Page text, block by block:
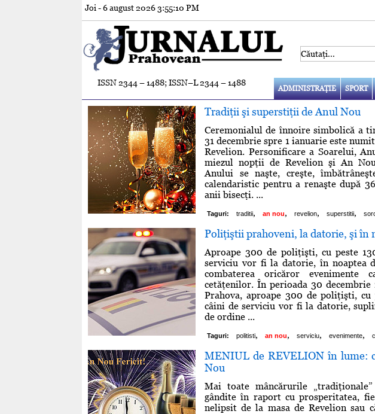
Joi - 6 august 20263:55:10 PM
ISSN 2344 – 1488; ISSN–L 2344 – 1488
ADMINISTRAŢIE SPORT
Tradiţii şi superstiţii de Anul Nou
Ceremonialul de înnoire simbolică a
31 decembrie spre 1 ianuarie este
Revelion. Personificare a Soarelui,
miezul nopţii de Revelion şi An
Anului se naşte, creşte,
calendaristic pentru a renaşte după
anii bisecţi. ...
Taguri: traditii, an nou, revelion, superstitii,
Poliţiştii prahoveni, la datorie, şi în
Aproape 300 de poliţişti, cu peste
serviciu vor fi la datorie, în noaptea
combaterea oricăror evenimente
cetăţenilor. În perioada 30
Prahova, aproape 300 de poliţişti, cu
câini de serviciu vor fi la datorie,
de ordine ...
Taguri: politisti, an nou, serviciu, evenimente,
MENIUL de REVELION în lume:
Nou
Mai toate mâncărurile
gândite în raport cu prosperitatea,
nelipsit de la masa de Revelion sau